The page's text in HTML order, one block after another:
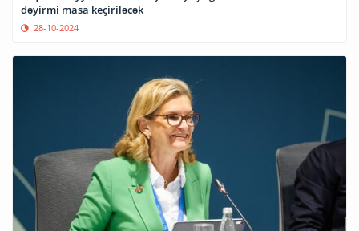
dəyirmi masa keçiriləcək
28-10-2024